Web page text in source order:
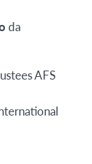
da
AFS